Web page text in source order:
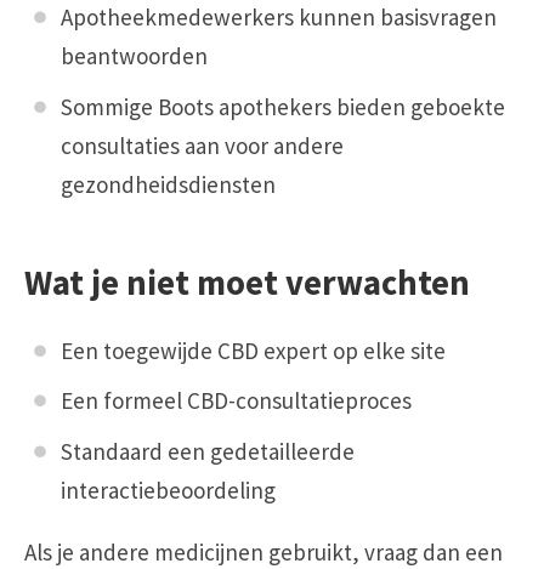
Apotheekmedewerkers kunnen basisvragen
beantwoorden
Sommige Boots apothekers bieden geboekte
consultaties aan voor andere
gezondheidsdiensten
Wat je niet moet verwachten
Een toegewijde CBD expert op elke site
Een formeel CBD-consultatieproces
Standaard een gedetailleerde
interactiebeoordeling
Als je andere medicijnen gebruikt, vraag dan een